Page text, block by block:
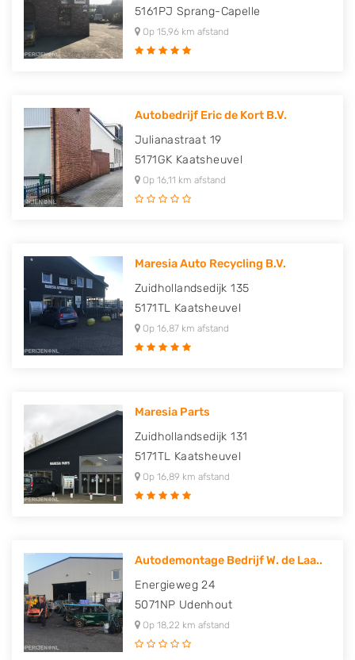
5161PJ Sprang-Capelle
Op 15,96 km afstand
Autobedrijf Eric de Kort B.V.
Julianastraat 19
5171GK Kaatsheuvel
Op 16,11 km afstand
Maresia Auto Recycling B.V.
Zuidhollandsedijk 135
5171TL Kaatsheuvel
Op 16,87 km afstand
Maresia Parts
Zuidhollandsedijk 131
5171TL Kaatsheuvel
Op 16,89 km afstand
Autodemontage Bedrijf W. de Laa..
Energieweg 24
5071NP Udenhout
Op 18,22 km afstand